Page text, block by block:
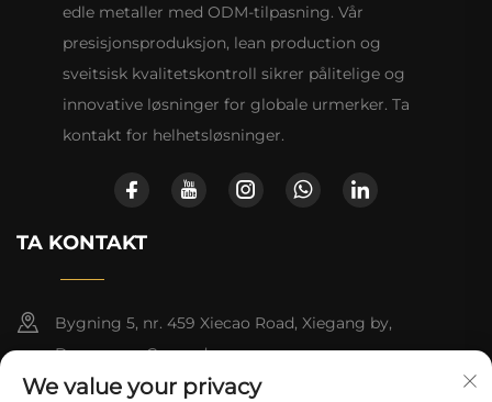
edle metaller med ODM-tilpasning. Vår
presisjonsproduksjon, lean production og
sveitsisk kvalitetskontroll sikrer pålitelige og
innovative løsninger for globale urmerker. Ta
kontakt for helhetsløsninger.
TA KONTAKT
Bygning 5, nr. 459 Xiecao Road, Xiegang by,
Dongguan, Guangdong
We value your privacy